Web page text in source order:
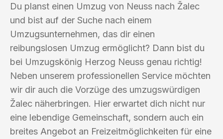
Du planst einen Umzug von Neuss nach Žalec
und bist auf der Suche nach einem
Umzugsunternehmen, das dir einen
reibungslosen Umzug ermöglicht? Dann bist du
bei Umzugskönig Herzog Neuss genau richtig!
Neben unserem professionellen Service möchten
wir dir auch die Vorzüge des umzugswürdigen
Žalec näherbringen. Hier erwartet dich nicht nur
eine lebendige Gemeinschaft, sondern auch ein
breites Angebot an Freizeitmöglichkeiten für eine